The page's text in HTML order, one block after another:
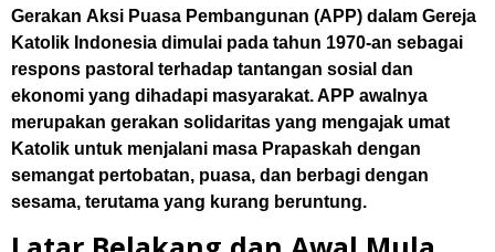
respons pastoral terhadap tantangan sosial dan
ekonomi yang dihadapi masyarakat. APP awalnya
merupakan gerakan solidaritas yang mengajak umat
Katolik untuk menjalani masa Prapaskah dengan
semangat pertobatan, puasa, dan berbagi dengan
sesama, terutama yang kurang beruntung.
Latar Belakang dan Awal Mula
APP